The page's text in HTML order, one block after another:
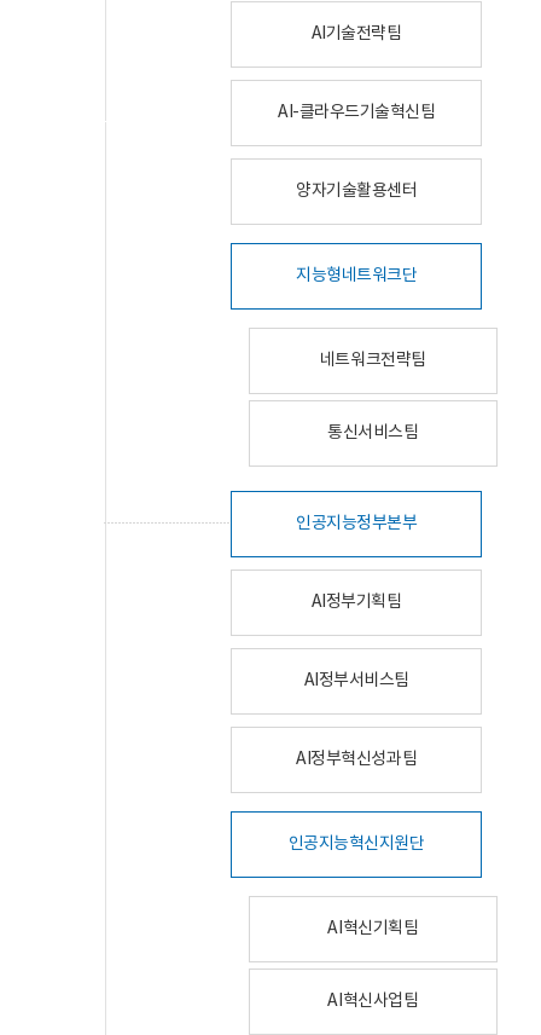
AI기술전략팀
AI-클라우드기술혁신팀
양자기술활용센터
지능형네트워크단
네트워크전략팀
통신서비스팀
인공지능정부본부
AI정부기획팀
AI정부서비스팀
AI정부혁신성과팀
인공지능혁신지원단
AI혁신기획팀
AI혁신사업팀